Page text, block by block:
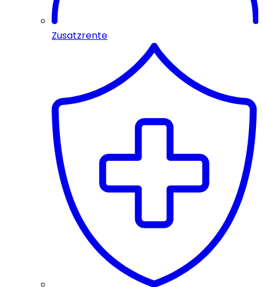
Zusatzrente